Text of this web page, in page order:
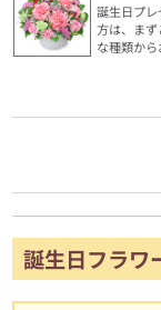
誕生日プ
方は、ま
な種類から
誕生日フラワ